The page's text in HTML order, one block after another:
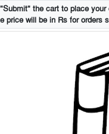
the cart to place
price will be in Rs for orders